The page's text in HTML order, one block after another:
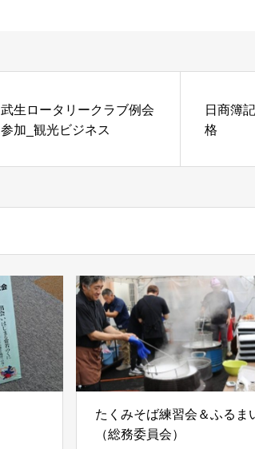
武生ロータリークラブ例会
参加_観光ビジネス
日商簿
格
たくみそば練習会＆ふるま
（総務委員会）